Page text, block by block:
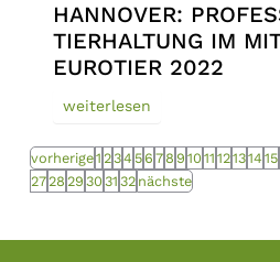
HANNOVER:
TIERHALTUNG IM
EUROTIER 2022
weiterlesen
vorherige1 234 56 7 8 9 10 11 12131415
2728 29 30 31 32 nächste